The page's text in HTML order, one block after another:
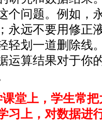
个问题。例如，
永远不要用修正
轻划一道删除线
运算结果对于你
堂上，学生常
习上，对数据进